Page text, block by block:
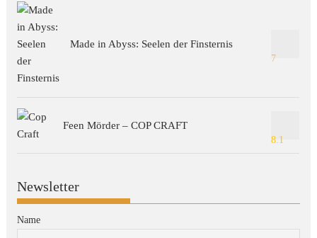
Made in Abyss: Seelen der Finsternis
7
Feen Mörder – COP CRAFT
8.1
Newsletter
Name